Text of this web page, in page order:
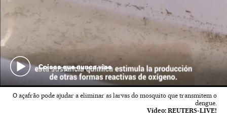
Coisas que nunca vias
O açafrão pode ajudar a eliminar as larvas do mosquito que transmitem o
dengue.
Vídeo: REUTERS-LIVE!